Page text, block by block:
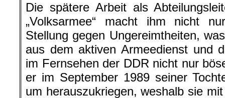
Die spätere Arbeit als
„Volksarmee“ macht ihm nicht
Stellung gegen Ungereimtheiten,
aus dem aktiven Armeedienst und
im Fernsehen der DDR nicht nur
er im September 1989 seiner
um herauszukriegen, weshalb sie